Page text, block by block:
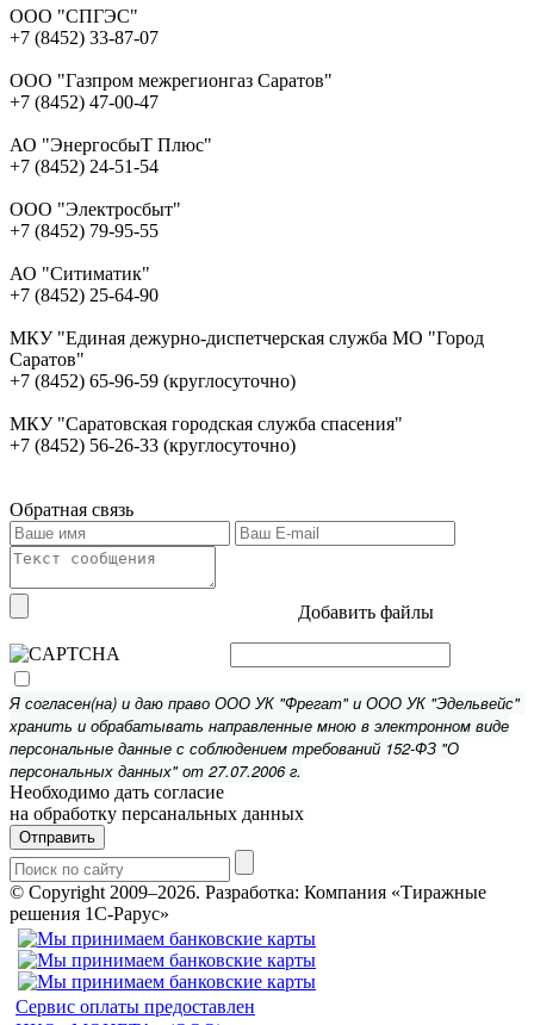
ООО "СПГЭС"
+7 (8452) 33-87-07
ООО "Газпром межрегионгаз Саратов"
+7 (8452) 47-00-47
АО "ЭнергосбыТ Плюс"
+7 (8452) 24-51-54
ООО "Электросбыт"
+7 (8452) 79-95-55
АО "Ситиматик"
+7 (8452) 25-64-90
МКУ "Единая дежурно-диспетчерская служба МО "Город
Саратов"
+7 (8452) 65-96-59 (круглосуточно)
МКУ "Саратовская городская служба спасения"
+7 (8452) 56-26-33 (круглосуточно)
Обратная связь
Добавить файлы
Я согласен(на) и даю право ООО УК "Фрегат" и ООО УК "Эдельвейс"
хранить и обрабатывать направленные мною в электронном виде
персональные данные с соблюдением требований 152-ФЗ "О
персональных данных" от 27.07.2006 г.
Необходимо дать согласие
на обработку персанальных данных
Отправить
© Copyright 2009–2026. Разработка: Компания «Тиражные
решения 1С-Рарус»
Сервис оплаты предоставлен